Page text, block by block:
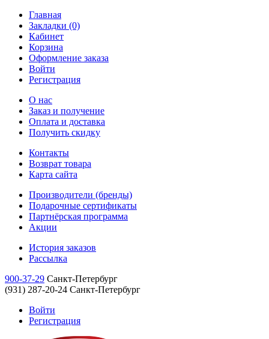
Главная
Закладки (0)
Кабинет
Корзина
Оформление заказа
Войти
Регистрация
О нас
Заказ и получение
Оплата и доставка
Получить скидку
Контакты
Возврат товара
Карта сайта
Производители (бренды)
Подарочные сертификаты
Партнёрская программа
Акции
История заказов
Рассылка
900-37-29 Санкт-Петербург
(931) 287-20-24 Санкт-Петербург
Войти
Регистрация